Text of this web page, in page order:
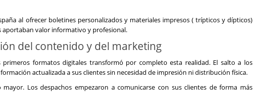
al ofrecer boletines personalizados y materiales impresos ( trípticos y dípticos)
aportaban valor informativo y profesional.
del contenido y del marketing
formatos digitales transformó por completo esta realidad. El salto a los
actualizada a sus clientes sin necesidad de impresión ni distribución física.
Los despachos empezaron a comunicarse con sus clientes de forma más